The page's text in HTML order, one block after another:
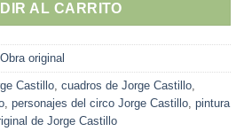
AL CARRITO
Obra original
Castillo, cuadros de Jorge Castillo,
, personajes del circo Jorge Castillo, pintura
de Jorge Castillo